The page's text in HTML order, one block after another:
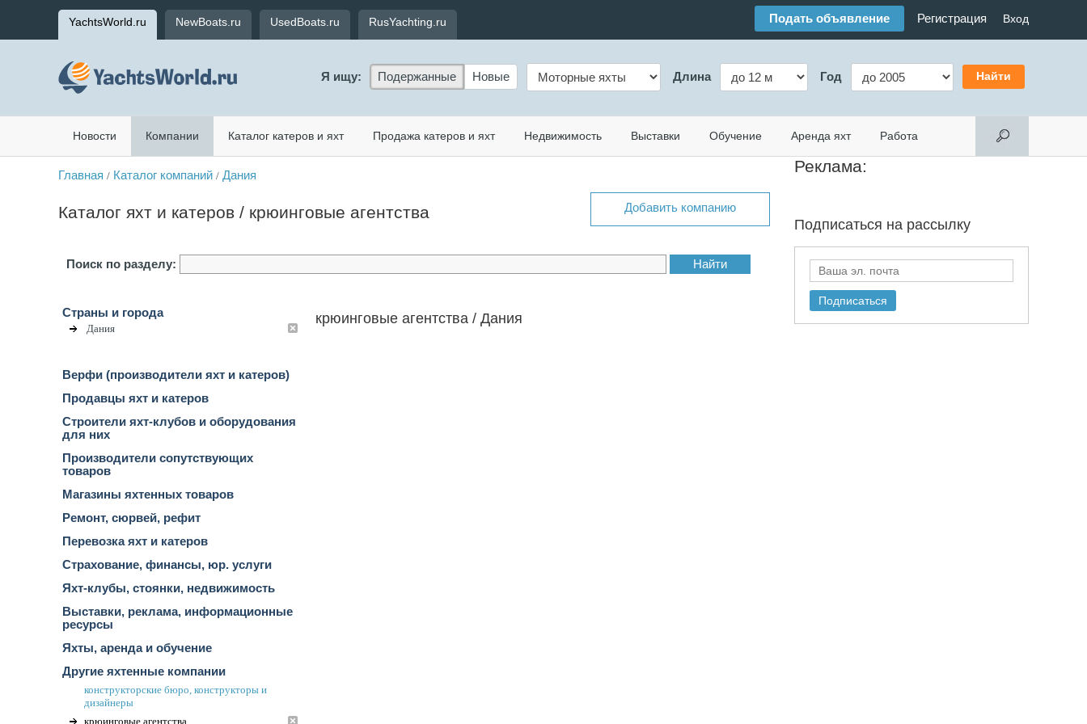
YachtsWorld.ru NewBoats.ru UsedBoats.ru RusYachting.ru Подать объявление Регистрация Вход
Я ищу: Подержанные Новые Длина Год
Новости Компании Каталог катеров и яхт Продажа катеров и яхт Недвижимость Выставки Обучение Аренда яхт Работа
Главная / Каталог компаний / Дания
Каталог яхт и катеров / крюинговые агентства Добавить компанию
Поиск по разделу:
Страны и города
Дания
Верфи (производители яхт и катеров)
Продавцы яхт и катеров
Строители яхт-клубов и оборудования
для них
Производители сопутствующих
товаров
Магазины яхтенных товаров
Ремонт, сюрвей, рефит
Перевозка яхт и катеров
Страхование, финансы, юр. услуги
Яхт-клубы, стоянки, недвижимость
Выставки, реклама, информационные
ресурсы
Яхты, аренда и обучение
Другие яхтенные компании
конструкторские бюро, конструкторы и
дизайнеры
крюинговые агентства
крюинговые агентства / Дания
Реклама:
Подписаться на рассылку